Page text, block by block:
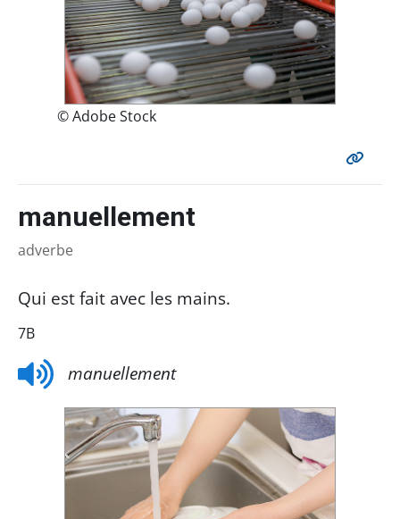
© Adobe Stock
manuellement
adverbe
Qui est fait avec les mains.
7B
manuellement